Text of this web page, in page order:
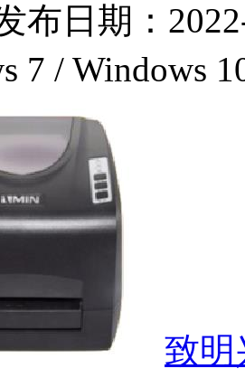
布日期：
7 / Windows
致明